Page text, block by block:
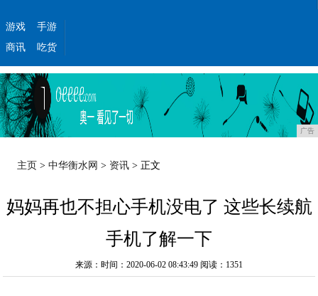
游戏
手游
商讯
吃货
广告
主页 >中华衡水网 > 资讯 > 正文
妈妈再也不担心手机没电了 这些长续航
手机了解一下
来源：时间：2020-06-02 08:43:49 阅读：1351